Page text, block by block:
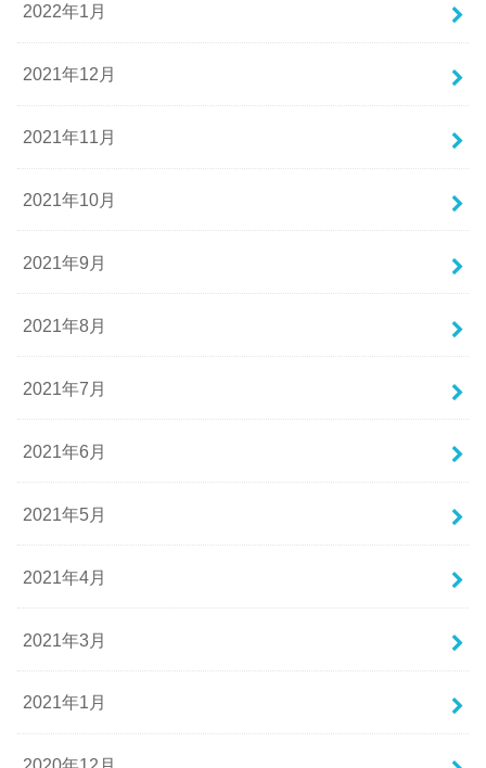
2022年1月
2021年12月
2021年11月
2021年10月
2021年9月
2021年8月
2021年7月
2021年6月
2021年5月
2021年4月
2021年3月
2021年1月